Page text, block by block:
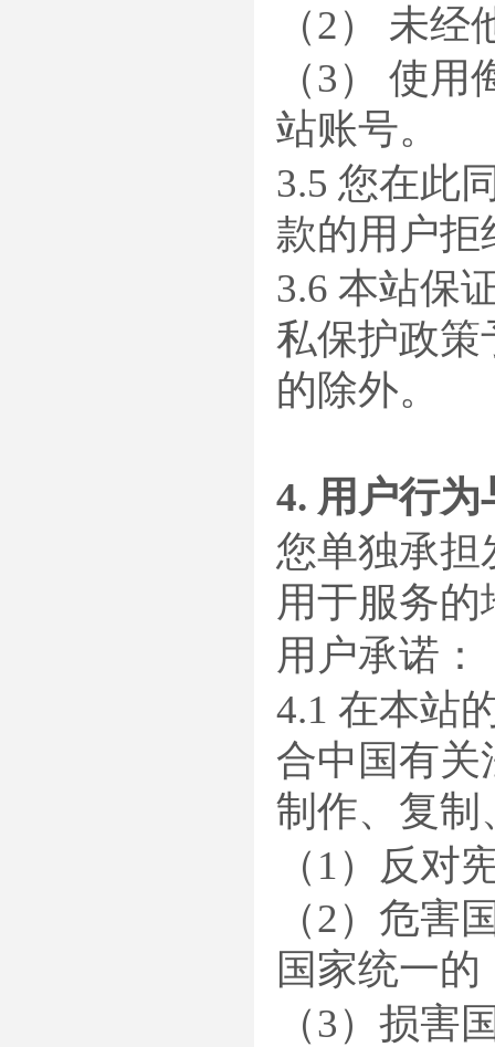
（2） 未
（3） 使
站账号。
3.5 您在此
款的用户拒
3.6 本站保
私保护政策
的除外。
4. 用户行为
您单独承担
用于服务
用户承诺：
4.1 在本站
合中国有关
制作、复制
（1）反对
（2）危害
国家统一的
（3）损害